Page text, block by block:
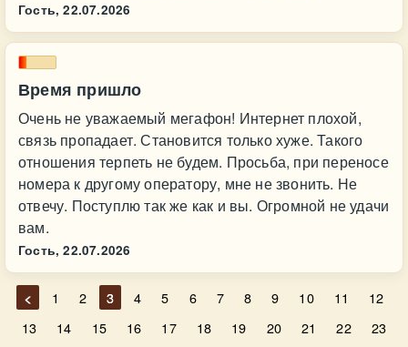
Гость, 22.07.2026
Время пришло
Очень не уважаемый мегафон! Интернет плохой,
связь пропадает. Становится только хуже. Такого
отношения терпеть не будем. Просьба, при переносе
номера к другому оператору, мне не звонить. Не
отвечу. Поступлю так же как и вы. Огромной не удачи
вам.
Гость, 22.07.2026
< 1 2 3 4 5 6 7 8 9 10 11
12
13
14 15 16 17 18 19 20 21 22
23